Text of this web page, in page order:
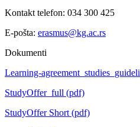
Kontakt telefon: 034 300 425
E-pošta: erasmus@kg.ac.rs
Dokumenti
Learning-
StudyOffer_full (pdf)
StudyOffer Short (pdf)